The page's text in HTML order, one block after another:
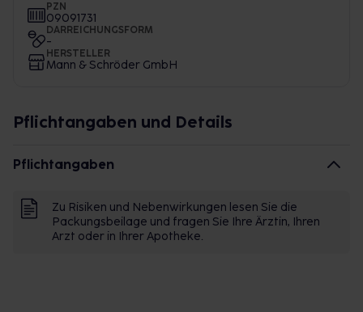
PZN
09091731
DARREICHUNGSFORM
-
HERSTELLER
Mann & Schröder GmbH
Pflichtangaben und Details
Pflichtangaben
Zu Risiken und Nebenwirkungen lesen Sie die
Packungsbeilage und fragen Sie Ihre Ärztin, Ihren
Arzt oder in Ihrer Apotheke.